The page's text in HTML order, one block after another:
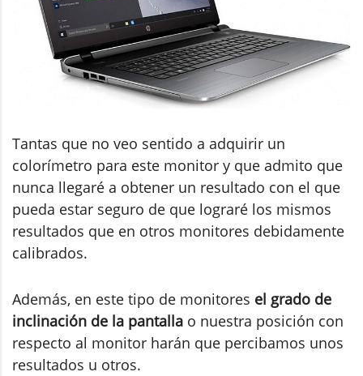
Tantas que no veo sentido a adquirir un
colorímetro para este monitor y que admito que
nunca llegaré a obtener un resultado con el que
pueda estar seguro de que lograré los mismos
resultados que en otros monitores debidamente
calibrados.
Además, en este tipo de monitores el grado de
inclinación de la pantalla o nuestra posición con
respecto al monitor harán que percibamos unos
resultados u otros.